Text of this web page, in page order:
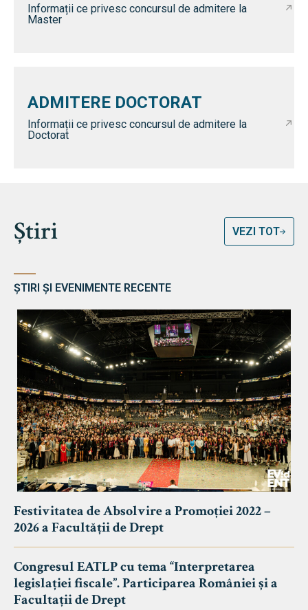
Informații ce privesc concursul de admitere la
Master
ADMITERE DOCTORAT
Informații ce privesc concursul de admitere la
Doctorat
Știri VEZI TOT
ȘTIRI ȘI EVENIMENTE RECENTE
Festivitatea de Absolvire a Promoției 2022 –
2026 a Facultății de Drept
Congresul EATLP cu tema “Interpretarea
legislației fiscale”. Participarea României și a
Facultații de Drept